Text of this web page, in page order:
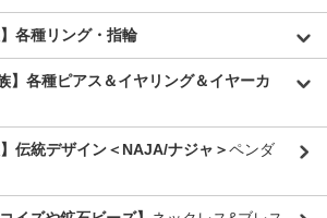
各種リング・指輪
】各種ピアス＆イヤリング＆イヤーカ
伝統デザイン＜NAJA/ナジャ＞ペンダ